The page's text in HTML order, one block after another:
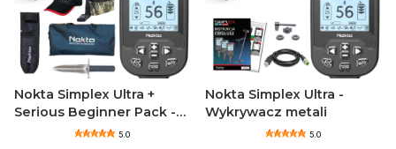
Nokta Simplex Ultra +
Serious Beginner Pack -
Wykrywacz metali
5.0
Nokta Simplex Ultra -
Wykrywacz metali
5.0